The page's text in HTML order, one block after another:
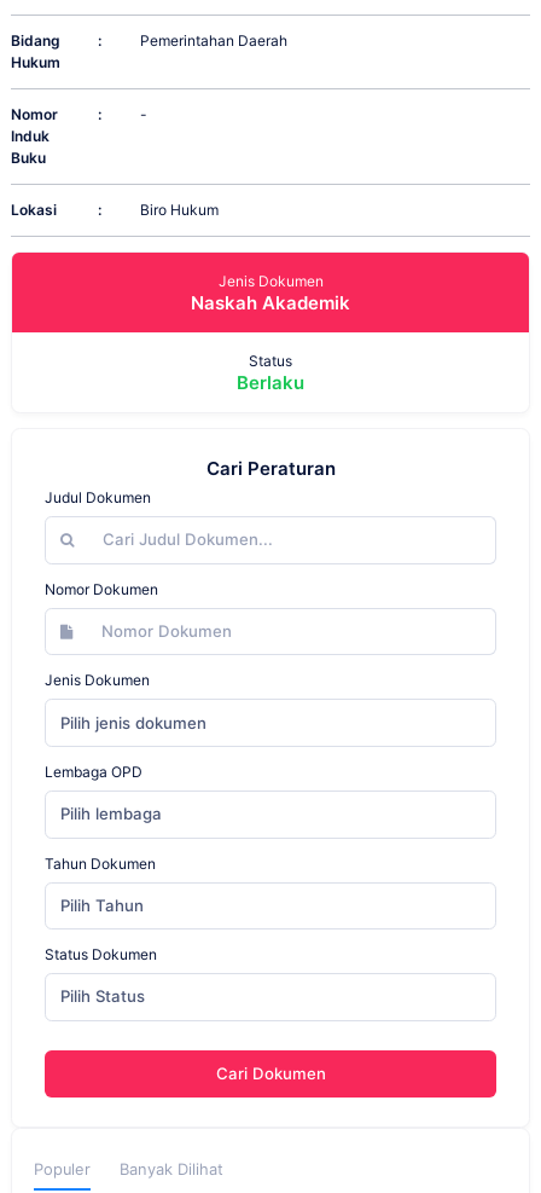
Bidang
Hukum
: Pemerintahan Daerah
Nomor
Induk
Buku
: -
Lokasi : Biro Hukum
Jenis Dokumen
Naskah Akademik
Status
Berlaku
Cari Peraturan
Judul Dokumen
Nomor Dokumen
Jenis Dokumen
Pilih jenis dokumen
Lembaga OPD
Pilih lembaga
Tahun Dokumen
Pilih Tahun
Status Dokumen
Pilih Status
Cari Dokumen
Populer Banyak Dilihat